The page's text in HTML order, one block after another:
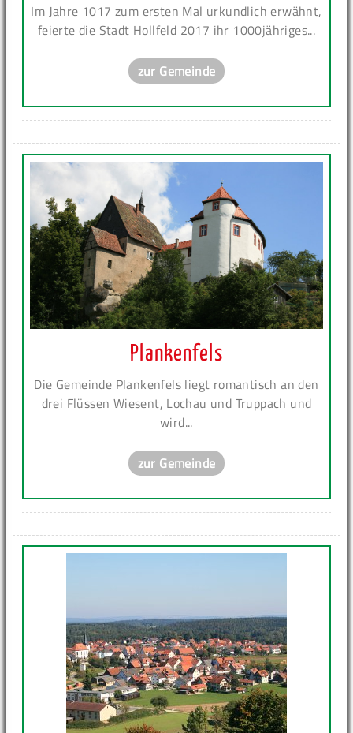
Im Jahre 1017 zum ersten Mal urkundlich erwähnt,
feierte die Stadt Hollfeld 2017 ihr 1000jähriges...
zur Gemeinde
Plankenfels
Die Gemeinde Plankenfels liegt romantisch an den
drei Flüssen Wiesent, Lochau und Truppach und
wird...
zur Gemeinde